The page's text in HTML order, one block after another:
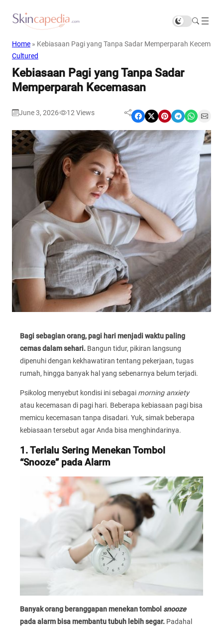
Home » Kebiasaan Pagi yang Tanpa Sadar Memperparah
Cultured
Kebiasaan Pagi yang Tanpa Sadar
Memperparah Kecemasan
June 3, 2026 12 Views Share on Facebook Share on X Share on Pinterest Share on Telegram Share on WhatsApp Share on Email
Bagi sebagian orang, pagi hari menjadi waktu paling
cemas dalam sehari. Bangun tidur, pikiran langsung
dipenuhi dengan kekhawatiran tentang pekerjaan, tugas
rumah, hingga banyak hal yang sebenarnya belum terjadi.
Psikolog menyebut kondisi ini sebagai morning anxiety
atau kecemasan di pagi hari. Beberapa kebiasaan pagi bisa
memicu kecemasan tanpa disadari. Yuk, simak beberapa
kebiasaan tersebut agar Anda bisa menghindarinya.
1. Terlalu Sering Menekan Tombol
“Snooze” pada Alarm
Banyak orang beranggapan menekan tombol snooze
pada alarm bisa membantu tubuh lebih segar. Padahal